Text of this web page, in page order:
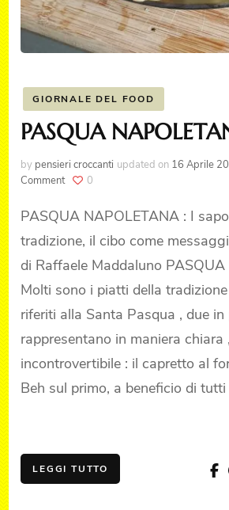
GIORNALE DEL FOOD
PASQUA
by pensieri croccanti updated on 16 Aprile
Commenton
NAPOLETANA
0
PASQUA NAPOLETANA : I
tradizione, il cibo come
di Raffaele Maddaluno
Molti sono i piatti della
riferiti alla Santa Pasqua , due
rappresentano in maniera chiara
incontrovertibile : il capretto al
Beh sul primo, a beneficio di
LEGGI TUTTO